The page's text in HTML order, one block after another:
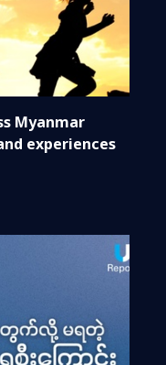
Myanmar
experiences